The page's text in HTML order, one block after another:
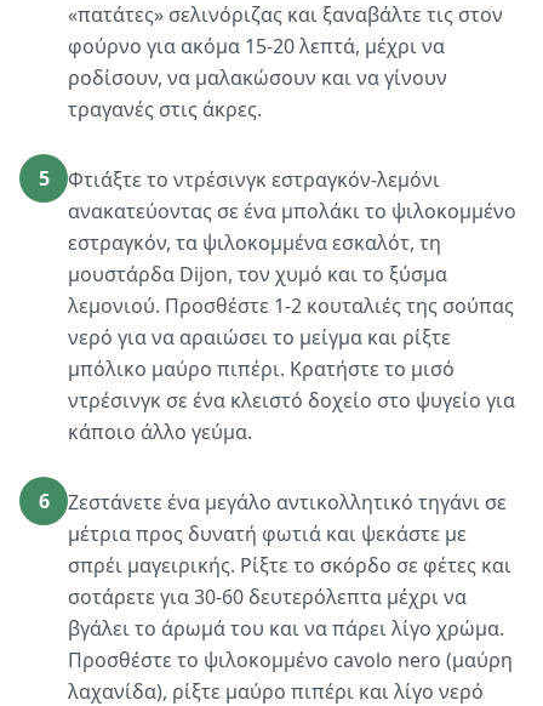
«πατάτες» σελινόριζας και ξαναβάλτε τις στον
φούρνο για ακόμα 15-20 λεπτά, μέχρι να
ροδίσουν, να μαλακώσουν και να γίνουν
τραγανές στις άκρες.
5
Φτιάξτε το ντρέσινγκ εστραγκόν-λεμόνι
ανακατεύοντας σε ένα μπολάκι το ψιλοκομμένο
εστραγκόν, τα ψιλοκομμένα εσκαλότ, τη
μουστάρδα Dijon, τον χυμό και το ξύσμα
λεμονιού. Προσθέστε 1-2 κουταλιές της σούπας
νερό για να αραιώσει το μείγμα και ρίξτε
μπόλικο μαύρο πιπέρι. Κρατήστε το μισό
ντρέσινγκ σε ένα κλειστό δοχείο στο ψυγείο για
κάποιο άλλο γεύμα.
6
Ζεστάνετε ένα μεγάλο αντικολλητικό τηγάνι σε
μέτρια προς δυνατή φωτιά και ψεκάστε με
σπρέι μαγειρικής. Ρίξτε το σκόρδο σε φέτες και
σοτάρετε για 30-60 δευτερόλεπτα μέχρι να
βγάλει το άρωμά του και να πάρει λίγο χρώμα.
Προσθέστε το ψιλοκομμένο cavolo nero (μαύρη
λαχανίδα), ρίξτε μαύρο πιπέρι και λίγο νερό